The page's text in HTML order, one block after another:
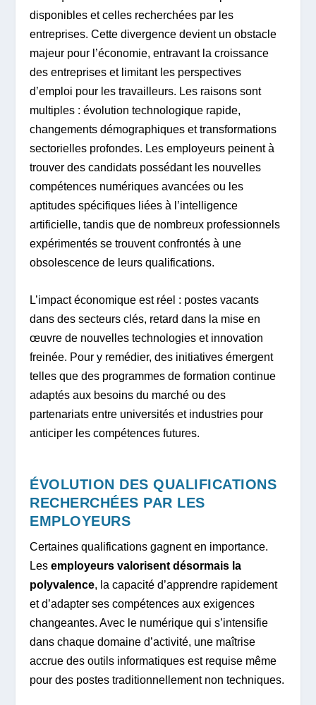
disponibles et celles recherchées par les
entreprises. Cette divergence devient un obstacle
majeur pour l’économie, entravant la croissance
des entreprises et limitant les perspectives
d’emploi pour les travailleurs. Les raisons sont
multiples : évolution technologique rapide,
changements démographiques et transformations
sectorielles profondes. Les employeurs peinent à
trouver des candidats possédant les nouvelles
compétences numériques avancées ou les
aptitudes spécifiques liées à l’intelligence
artificielle, tandis que de nombreux professionnels
expérimentés se trouvent confrontés à une
obsolescence de leurs qualifications.
L’impact économique est réel : postes vacants
dans des secteurs clés, retard dans la mise en
œuvre de nouvelles technologies et innovation
freinée. Pour y remédier, des initiatives émergent
telles que des programmes de formation continue
adaptés aux besoins du marché ou des
partenariats entre universités et industries pour
anticiper les compétences futures.
ÉVOLUTION DES QUALIFICATIONS
RECHERCHÉES PAR LES
EMPLOYEURS
Certaines qualifications gagnent en importance.
Lesemployeurs valorisent désormais la
polyvalence, la capacité d’apprendre rapidement
et d’adapter ses compétences aux exigences
changeantes. Avec le numérique qui s’intensifie
dans chaque domaine d’activité, une maîtrise
accrue des outils informatiques est requise même
pour des postes traditionnellement non techniques.